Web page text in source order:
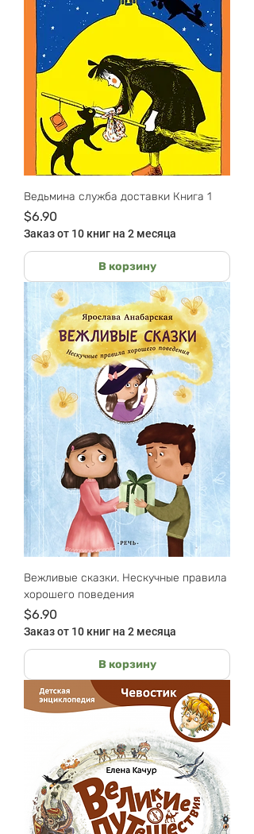
Ведьмина служба доставки Книга 1
Цена
$6.90
Заказ от 10 книг на 2 месяца
В корзину
Вежливые сказки. Нескучные правила
хорошего поведения
Цена
$6.90
Заказ от 10 книг на 2 месяца
В корзину